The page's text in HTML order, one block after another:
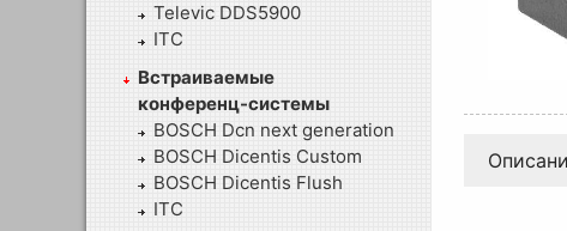
Televic DDS5900
ITC
Встраиваемые
конференц-системы
BOSCH Dcn next generation
BOSCH Dicentis Custom
BOSCH Dicentis Flush
ITC